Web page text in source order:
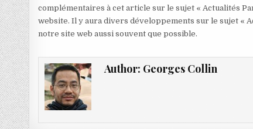
complémentaires à cet article sur le sujet « Actualités
website. Il y aura divers développements sur le sujet «
notre site web aussi souvent que possible.
Author: Georges Collin